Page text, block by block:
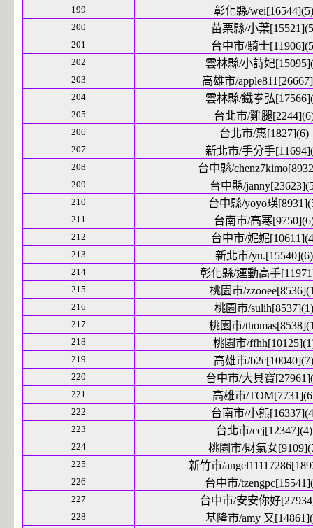
199 彰化縣/wei[16544](5)
200 苗栗縣/小葉
201 台中市/騎士
202 雲林縣/小詩妃
203 高雄市/
204 雲林縣/鐵拳弘
205 台北市/雞腿
206 台北市/惠[1827](6)
207 新北市/手分手
208 台中縣/
209 台中縣/
210 台中縣/yoyo瑛
211 台南市/高寒
212 台中市/妮妮
213 新北市/yu.[15540](6)
214 彰化縣/運動高手
215 桃園市/
216 桃園市/sulih[8537](1)
217 桃園市/
218 桃園市/
219 高雄市/b2c[10040](7)
220 台中市/大貝寶
221 高雄市/
222 台南市/小熊
223 台北市/ccj[12347](4)
224 桃園市/財氣女
225 新竹市/
226 台中市/
227 台中市/安安你好
228 基隆市/amy 又